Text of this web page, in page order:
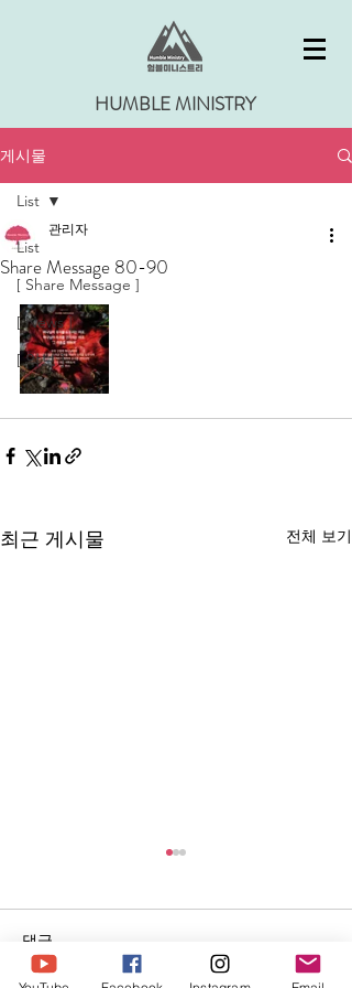
HUMBLE MINISTRY
게시물
List
[ Share Message ]
[ News ]
[ 악보 ]
List
Share Message 80-90
관리자
최근 게시물 전체 보기
댓글